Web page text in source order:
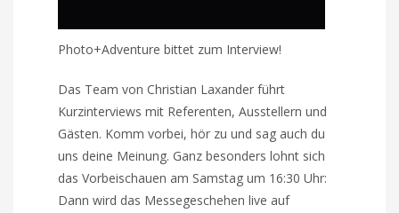
Photo+Adventure bittet zum Interview!
Das Team von Christian Laxander führt
Kurzinterviews mit Referenten, Ausstellern und
Gästen. Komm vorbei, hör zu und sag auch du
uns deine Meinung. Ganz besonders lohnt sich
das Vorbeischauen am Samstag um 16:30 Uhr:
Dann wird das Messegeschehen live auf